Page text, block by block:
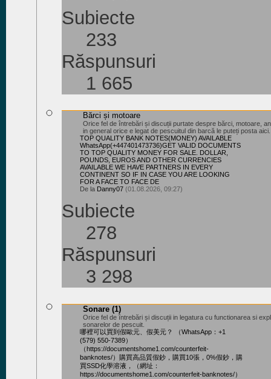
Subiecte
233
Răspunsuri
1 665
Bărci și motoare
Orice fel de întrebări și discuții purtate despre bărci, motoare,
in general orice e legat de pescuitul din barcă le puteți posta aici.
TOP QUALITY BANK NOTES(MONEY) AVAILABLE
WhatsApp(+447401473736)GET VALID DOCUMENTS
TO TOP QUALITY MONEY FOR SALE. DOLLAR,
POUNDS, EUROS AND OTHER CURRENCIES
AVAILABLE WE HAVE PARTNERS IN EVERY
CONTINENT SO IF IN CASE YOU ARE LOOKING
FOR A FACE TO FACE DE
De la Danny07 (01.08.2026, 09:27)
Subiecte
278
Răspunsuri
3 298
Sonare (1)
Orice fel de întrebări și discuții in legatura cu functionarea si
sonarelor de pescuit.
哪裡可以買到假歐元、假美元？ （WhatsApp：+1
(579) 550-7389）
（https://documentshome1.com/counterfeit-
banknotes/）購買高品質假鈔，購買10張，0%假鈔，購
買SSD化學溶液，（網址：
https://documentshome1.com/counterfeit-banknotes/）